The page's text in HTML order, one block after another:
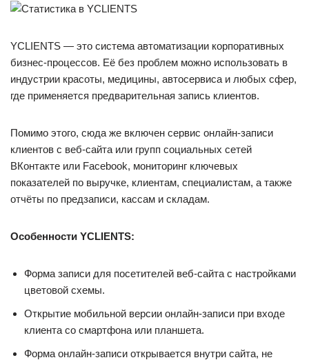
YCLIENTS — это система автоматизации корпоративных
бизнес-процессов. Её без проблем можно использовать в
индустрии красоты, медицины, автосервиса и любых сфер,
где применяется предварительная запись клиентов.
Помимо этого, сюда же включен сервис онлайн-записи
клиентов с веб-сайта или групп социальных сетей
ВКонтакте или Facebook, мониторинг ключевых
показателей по выручке, клиентам, специалистам, а также
отчёты по предзаписи, кассам и складам.
Особенности YCLIENTS:
Форма записи для посетителей веб-сайта с настройками
цветовой схемы.
Открытие мобильной версии онлайн-записи при входе
клиента со смартфона или планшета.
Форма онлайн-записи открывается внутри сайта, не